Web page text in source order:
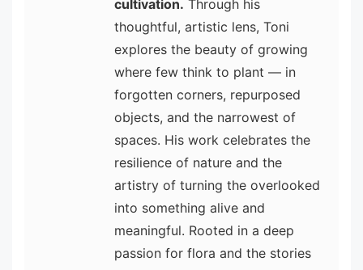
cultivation. Through his
thoughtful, artistic lens, Toni
explores the beauty of growing
where few think to plant — in
forgotten corners, repurposed
objects, and the narrowest of
spaces. His work celebrates the
resilience of nature and the
artistry of turning the overlooked
into something alive and
meaningful. Rooted in a deep
passion for flora and the stories